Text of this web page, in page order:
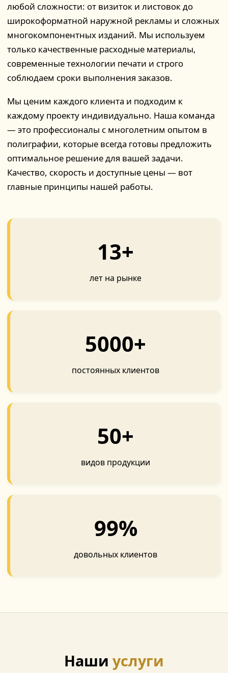
любой сложности: от визиток и листовок до
широкоформатной наружной рекламы и сложных
многокомпонентных изданий. Мы используем
только качественные расходные материалы,
современные технологии печати и строго
соблюдаем сроки выполнения заказов.
Мы ценим каждого клиента и подходим к
каждому проекту индивидуально. Наша команда
— это профессионалы с многолетним опытом в
полиграфии, которые всегда готовы предложить
оптимальное решение для вашей задачи.
Качество, скорость и доступные цены — вот
главные принципы нашей работы.
13+
лет на рынке
5000+
постоянных клиентов
50+
видов продукции
99%
довольных клиентов
Наши услуги